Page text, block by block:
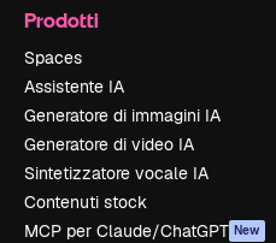
Prodotti
Spaces
Assistente IA
Generatore di immagini IA
Generatore di video IA
Sintetizzatore vocale IA
Contenuti stock
MCP per Claude/ChatGPT New